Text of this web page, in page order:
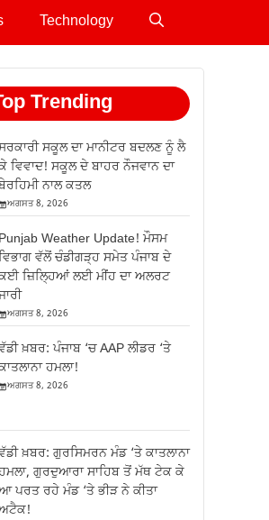
Technology
Trending
ਸਕੂਲ ਦਾ ਮਾਨੀਟਰ ਬਦਲਣ ਨੂੰ ਲੈ
ਵਿਵਾਦ! ਸਕੂਲ ਦੇ ਬਾਹਰ ਨੌਜਵਾਨ ਦਾ
ਨਾਲ ਕਤਲ
ਅਗਸਤ 8, 2026
Weather Update! ਮੌਸਮ
ਵੱਲੋਂ ਚੰਡੀਗੜ੍ਹ ਸਮੇਤ ਪੰਜਾਬ ਦੇ
ਜ਼ਿਲ੍ਹਿਆਂ ਲਈ ਮੀਂਹ ਦਾ ਅਲਰਟ
ਅਗਸਤ 8, 2026
ਖ਼ਬਰ: ਪੰਜਾਬ ‘ਚ AAP ਲੀਡਰ ‘ਤੇ
ਹਮਲਾ!
ਅਗਸਤ 8, 2026
ਖ਼ਬਰ: ਗੁਰਸਿਮਰਨ ਮੰਡ ‘ਤੇ ਕਾਤਲਾਨਾ
ਗੁਰਦੁਆਰਾ ਸਾਹਿਬ ਤੋਂ ਮੱਥ ਟੇਕ ਕੇ
ਪਰਤ ਰਹੇ ਮੰਡ ‘ਤੇ ਭੀੜ ਨੇ ਕੀਤਾ